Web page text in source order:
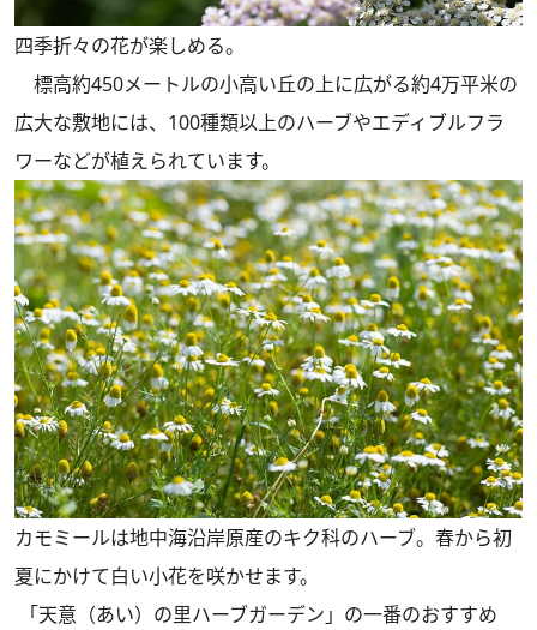
四季折々の花が楽しめる。
標高約450メートルの小高い丘の上に広がる約4万平米の
広大な敷地には、100種類以上のハーブやエディブルフラ
ワーなどが植えられています。
カモミールは地中海沿岸原産のキク科のハーブ。春から初
夏にかけて白い小花を咲かせます。
「天意（あい）の里ハーブガーデン」の一番のおすすめ